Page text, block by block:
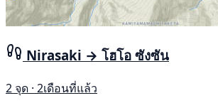
Nirasaki → โฮโอ ซังซัน
2 จุด · 2เดือนที่แล้ว